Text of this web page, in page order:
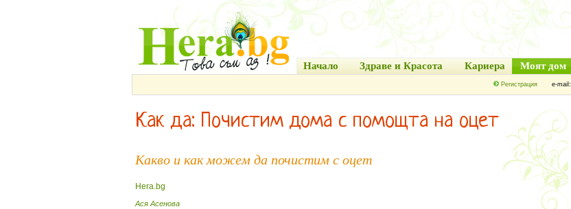
Начало Здраве и Красота Кариера Моят дом
Регистрация e-mail:
Как да: Почистим дома с помощта на оцет
Какво и как можем да почистим с оцет
Hera.bg
Ася Асенова